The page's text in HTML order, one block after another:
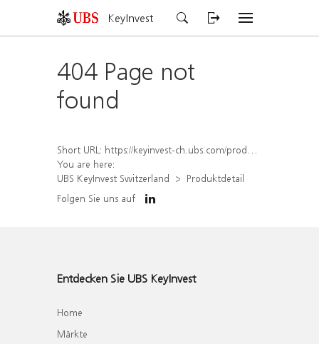
KeyInvest
404 Page not
found
Short URL: https://keyinvest-ch.ubs.com/produkt/detail/index/isin/CH1579303962
You are here:
UBS KeyInvest Switzerland
Produktdetail
Folgen Sie uns auf
Entdecken Sie UBS KeyInvest
Home
Märkte